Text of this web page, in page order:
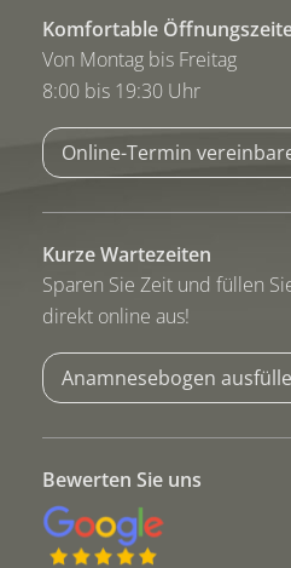
Komfortable
Von Montag bis Freitag
8:00 bis 19:30 Uhr
Online-Termin
Kurze Wartezeiten
Sparen Sie Zeit und füllen
direkt online aus!
Anamnesebogen
Bewerten Sie uns